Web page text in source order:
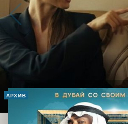
АРХИВ